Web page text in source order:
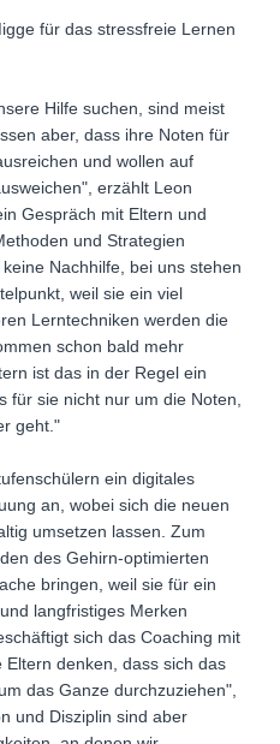
für das stressfreie Lernen
Hilfe suchen, sind meist
aber, dass ihre Noten für
und wollen auf
erzählt Leon
Gespräch mit Eltern und
und Strategien
Nachhilfe, bei uns stehen
weil sie ein viel
Lerntechniken werden die
schon bald mehr
ist das in der Regel ein
für sie nicht nur um die Noten,
geht."
ein digitales
an, wobei sich die neuen
umsetzen lassen. Zum
des Gehirn-optimierten
bringen, weil sie für ein
langfristiges Merken
sich das Coaching mit
denken, dass sich das
das Ganze durchzuziehen",
und Disziplin sind aber